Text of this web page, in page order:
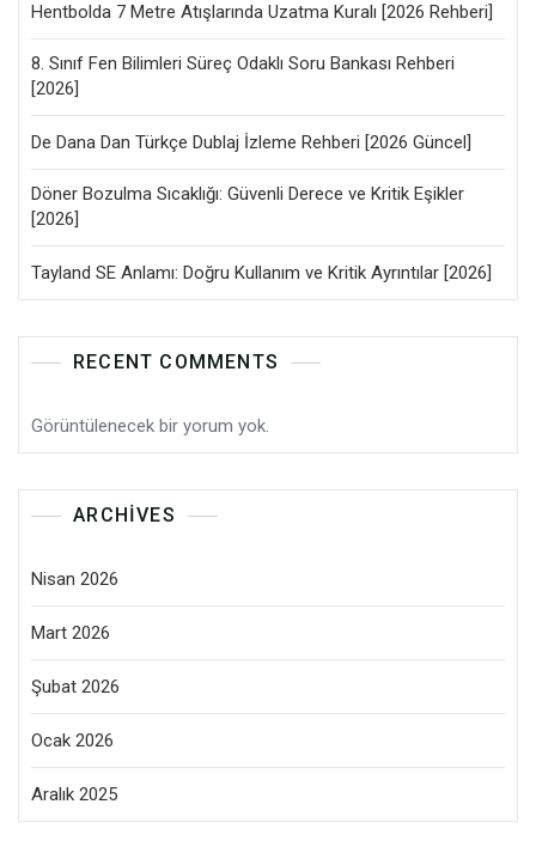
Hentbolda 7 Metre Atışlarında Uzatma Kuralı [2026 Rehberi]
8. Sınıf Fen Bilimleri Süreç Odaklı Soru Bankası Rehberi
[2026]
De Dana Dan Türkçe Dublaj İzleme Rehberi [2026 Güncel]
Döner Bozulma Sıcaklığı: Güvenli Derece ve Kritik Eşikler
[2026]
Tayland SE Anlamı: Doğru Kullanım ve Kritik Ayrıntılar [2026]
RECENT COMMENTS
Görüntülenecek bir yorum yok.
ARCHIVES
Nisan 2026
Mart 2026
Şubat 2026
Ocak 2026
Aralık 2025